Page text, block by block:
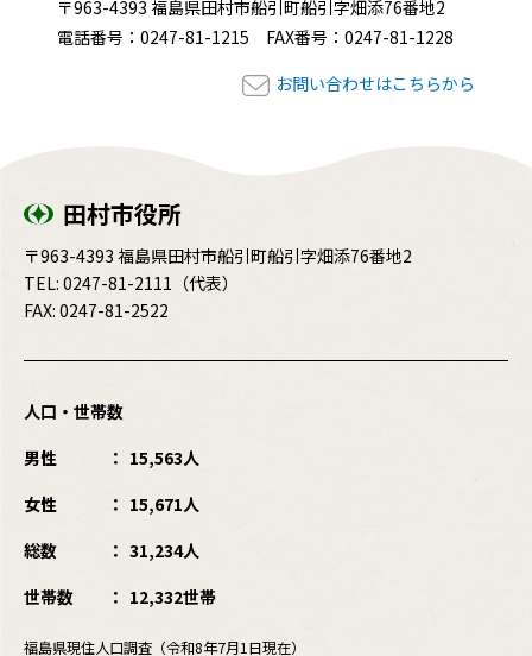
〒963-4393 福島県田村市船引町船引字畑添76番地2
電話番号：0247-81-1215 FAX番号：0247-81-1228
お問い合わせはこちらから
田村市役所
〒963-4393 福島県田村市船引町船引字畑添76番地2
TEL: 0247-81-2111 （代表）
FAX: 0247-81-2522
人口・世帯数
男性
15,563人
女性
15,671人
総数
31,234人
世帯数
12,332世帯
福島県現住人口調査（令和8年7月1日現在）